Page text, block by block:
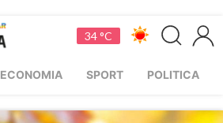
34 °C
ECONOMIA SPORT POLITICA